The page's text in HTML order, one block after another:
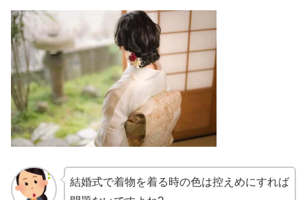
結婚式で着物を着る時の色は控えめにすれば